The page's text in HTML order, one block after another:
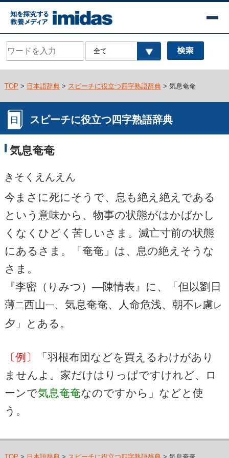
TOP > 日本語辞典> スピーチに役立つ四字熟語辞典> 気息奄奄
スピーチに役立つ四字熟語辞典
気息奄奄
きそくえんえん
今まさに死にそうで、息も絶え絶えである
という意味から、物事の状態がはかばかし
くなくひどく苦しいさま。滅亡寸前の状態
にあるさま。「奄奄」は、息の絶えそうな
さま。
『李密（りみつ）―陳情表』に、「但以劉日
薄二西山一、気息奄奄、人命危浅、朝不レ 慮レ
夕」とある。
〔例〕
「羽根布団などを買えるわけがあり
ませんよ。家だけはりっぱですけれど、ロ
ーンで気息奄奄なのですから」などと使
う。